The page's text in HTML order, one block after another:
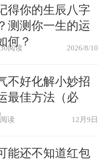
戒指，预示将喜
。
戒指，预示要和
爱河。
，预示要经历爱
得圆满。
得你的生辰八字
测测你一生的运
何？
阅读 2026/8/10
不好化解小妙招
最佳方法（必
读 12月9日
能还不知道红包